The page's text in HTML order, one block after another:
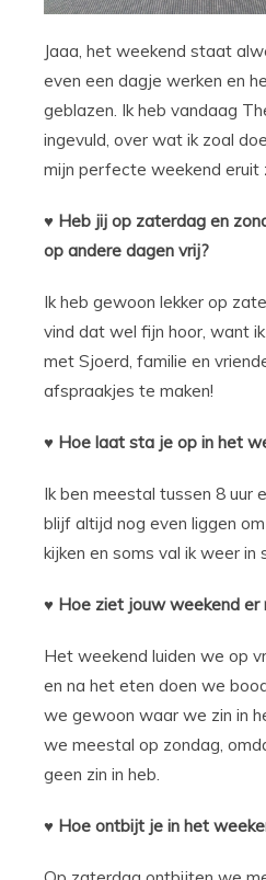
Jaaa, het weekend staat
even een dagje werken en
geblazen. Ik heb vandaag
ingevuld, over wat ik zoal
mijn perfecte weekend eruit
♥ Heb jij op zaterdag en
op andere dagen vrij?
Ik heb gewoon lekker op
vind dat wel fijn hoor, want
met Sjoerd, familie en
afspraakjes te maken!
♥ Hoe laat sta je op in het
Ik ben meestal tussen 8 uur
blijf altijd nog even liggen
kijken en soms val ik weer in
♥ Hoe ziet jouw weekend er
Het weekend luiden we op
en na het eten doen we
we gewoon waar we zin in
we meestal op zondag,
geen zin in heb.
♥ Hoe ontbijt je in het